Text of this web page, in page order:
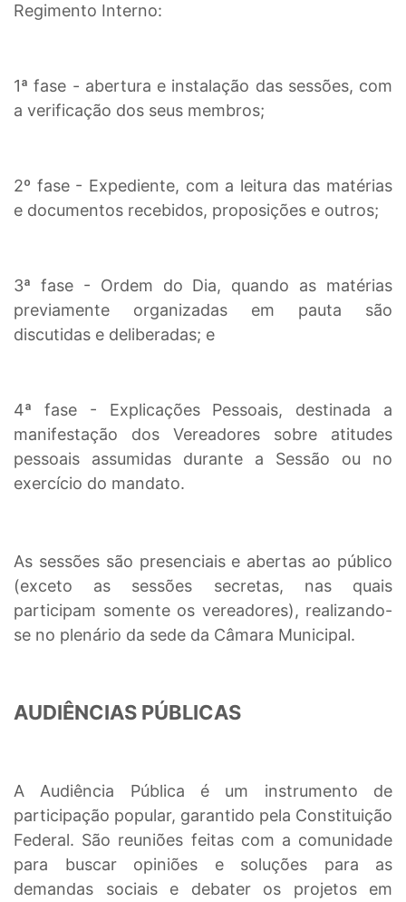
Regimento Interno:
1ª fase - abertura e instalação das sessões, com
a verificação dos seus membros;
2º fase - Expediente, com a leitura das matérias
e documentos recebidos, proposições e outros;
3ª fase - Ordem do Dia, quando as matérias
previamente organizadas em pauta são
discutidas e deliberadas; e
4ª fase - Explicações Pessoais, destinada a
manifestação dos Vereadores sobre atitudes
pessoais assumidas durante a Sessão ou no
exercício do mandato.
As sessões são presenciais e abertas ao público
(exceto as sessões secretas, nas quais
participam somente os vereadores), realizando-
se no plenário da sede da Câmara Municipal.
AUDIÊNCIAS PÚBLICAS
A Audiência Pública é um instrumento de
participação popular, garantido pela Constituição
Federal. São reuniões feitas com a comunidade
para buscar opiniões e soluções para as
demandas sociais e debater os projetos em